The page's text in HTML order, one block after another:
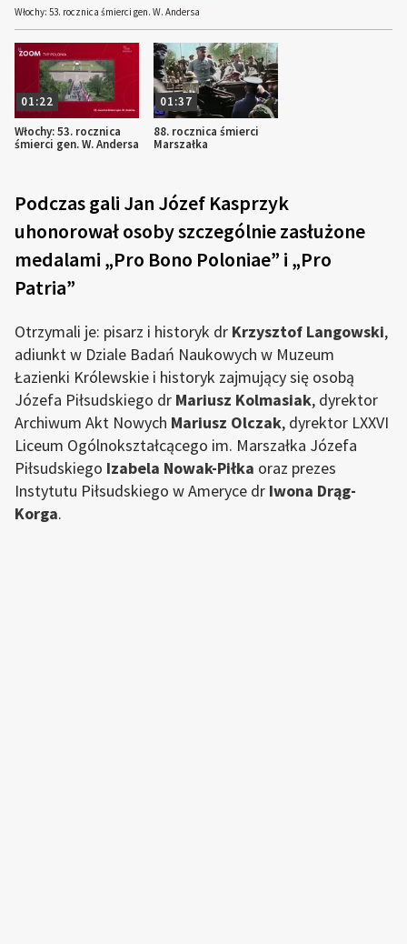
Włochy: 53. rocznica śmierci gen. W. Andersa
01:22
Włochy: 53. rocznica
śmierci gen. W. Andersa
01:37
88. rocznica śmierci
Marszałka
Podczas gali Jan Józef Kasprzyk
uhonorował osoby szczególnie zasłużone
medalami „Pro Bono Poloniae” i „Pro
Patria”
Otrzymali je: pisarz i historyk dr Krzysztof Langowski,
adiunkt w Dziale Badań Naukowych w Muzeum
Łazienki Królewskie i historyk zajmujący się osobą
Józefa Piłsudskiego dr Mariusz Kolmasiak, dyrektor
Archiwum Akt Nowych Mariusz Olczak, dyrektor LXXVI
Liceum Ogólnokształcącego im. Marszałka Józefa
Piłsudskiego Izabela Nowak-Piłka oraz prezes
Instytutu Piłsudskiego w Ameryce dr Iwona Drąg-
Korga.